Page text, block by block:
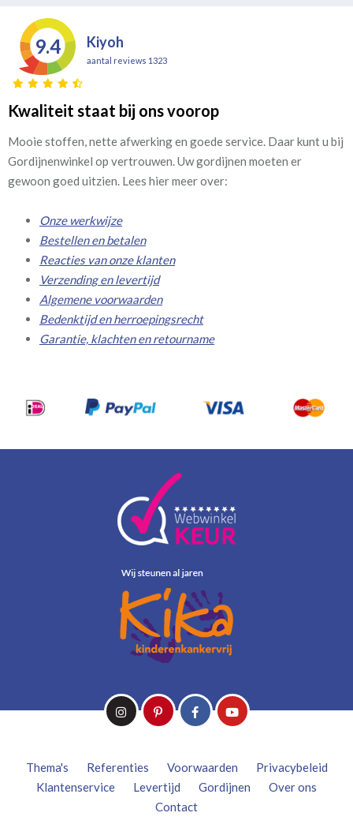
9.4 Kiyoh
aantal reviews 1323
Kwaliteit staat bij ons voorop
Mooie stoffen, nette afwerking en goede service. Daar kunt u bij
Gordijnenwinkel op vertrouwen. Uw gordijnen moeten er
gewoon goed uitzien. Lees hier meer over:
Onze werkwijze
Bestellen en betalen
Reacties van onze klanten
Verzending en levertijd
Algemene voorwaarden
Bedenktijd en herroepingsrecht
Garantie, klachten en retourname
Thema's Referenties Voorwaarden
Privacybeleid
Klantenservice
Levertijd Gordijnen
Over ons
Contact